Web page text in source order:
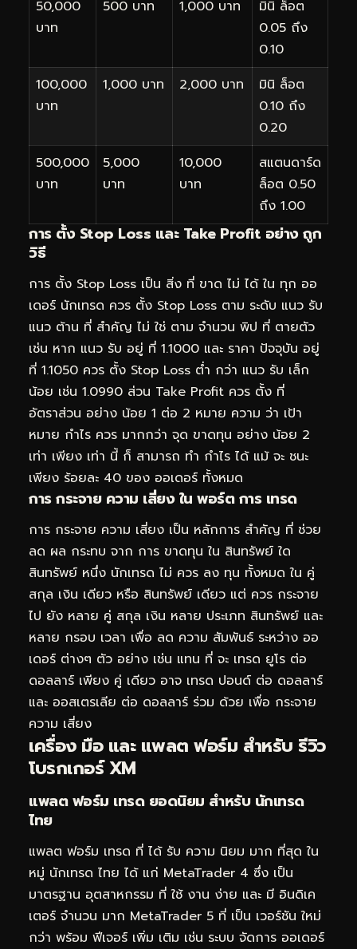
50,000
บาท
500 บาท 1,000 บาท
มินิ ล็อต
0.05 ถึง
0.10
100,000
บาท
1,000 บาท 2,000 บาท
มินิ ล็อต
0.10 ถึง
0.20
500,000
บาท
5,000
บาท
10,000
บาท
สแตนดาร์ด
ล็อต 0.50
ถึง 1.00
การ ตั้ง Stop Loss และ Take Profit อย่าง ถูก
วิธี
การ ตั้ง Stop Loss เป็น สิ่ง ที่ ขาด ไม่ ได้ ใน ทุก ออ
เดอร์ นักเทรด ควร ตั้ง Stop Loss ตาม ระดับ แนว รับ
แนว ต้าน ที่ สำคัญ ไม่ ใช่ ตาม จำนวน พิป ที่ ตายตัว
เช่น หาก แนว รับ อยู่ ที่ 1.1000 และ ราคา ปัจจุบัน อยู่
ที่ 1.1050 ควร ตั้ง Stop Loss ต่ำ กว่า แนว รับ เล็ก
น้อย เช่น 1.0990 ส่วน Take Profit ควร ตั้ง ที่
อัตราส่วน อย่าง น้อย 1 ต่อ 2 หมาย ความ ว่า เป้า
หมาย กำไร ควร มากกว่า จุด ขาดทุน อย่าง น้อย 2
เท่า เพียง เท่า นี้ ก็ สามารถ ทำ กำไร ได้ แม้ จะ ชนะ
เพียง ร้อยละ 40 ของ ออเดอร์ ทั้งหมด
การ กระจาย ความ เสี่ยง ใน พอร์ต การ เทรด
การ กระจาย ความ เสี่ยง เป็น หลักการ สำคัญ ที่ ช่วย
ลด ผล กระทบ จาก การ ขาดทุน ใน สินทรัพย์ ใด
สินทรัพย์ หนึ่ง นักเทรด ไม่ ควร ลง ทุน ทั้งหมด ใน คู่
สกุล เงิน เดียว หรือ สินทรัพย์ เดียว แต่ ควร กระจาย
ไป ยัง หลาย คู่ สกุล เงิน หลาย ประเภท สินทรัพย์ และ
หลาย กรอบ เวลา เพื่อ ลด ความ สัมพันธ์ ระหว่าง ออ
เดอร์ ต่างๆ ตัว อย่าง เช่น แทน ที่ จะ เทรด ยูโร ต่อ
ดอลลาร์ เพียง คู่ เดียว อาจ เทรด ปอนด์ ต่อ ดอลลาร์
และ ออสเตรเลีย ต่อ ดอลลาร์ ร่วม ด้วย เพื่อ กระจาย
ความ เสี่ยง
เครื่อง มือ และ แพลต ฟอร์ม สำหรับ รีวิว
โบรกเกอร์ XM
แพลต ฟอร์ม เทรด ยอดนิยม สำหรับ นักเทรด
ไทย
แพลต ฟอร์ม เทรด ที่ ได้ รับ ความ นิยม มาก ที่สุด ใน
หมู่ นักเทรด ไทย ได้ แก่ MetaTrader 4 ซึ่ง เป็น
มาตรฐาน อุตสาหกรรม ที่ ใช้ งาน ง่าย และ มี อินดิเค
เตอร์ จำนวน มาก MetaTrader 5 ที่ เป็น เวอร์ชัน ใหม่
กว่า พร้อม ฟีเจอร์ เพิ่ม เติม เช่น ระบบ จัดการ ออเดอร์